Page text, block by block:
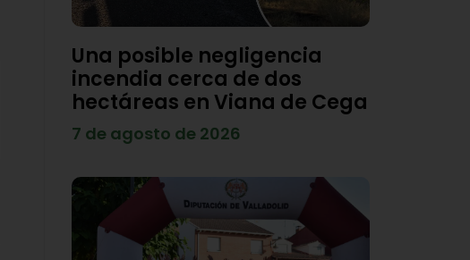
Una posible negligencia
incendia cerca de dos
hectáreas en Viana de Cega
7 de agosto de 2026